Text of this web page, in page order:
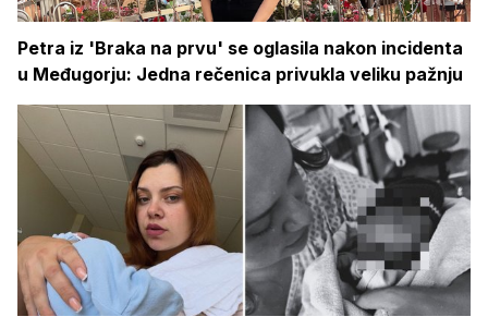
Petra iz 'Braka na prvu' se oglasila nakon incidenta
u Međugorju: Jedna rečenica privukla veliku pažnju